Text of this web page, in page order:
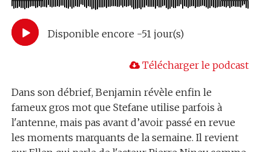
Disponible encore -51 jour(s)
Télécharger le podcast
Dans son débrief, Benjamin révèle enfin le
fameux gros mot que Stefane utilise parfois à
l'antenne, mais pas avant d’avoir passé en revue
les moments marquants de la semaine. Il revient